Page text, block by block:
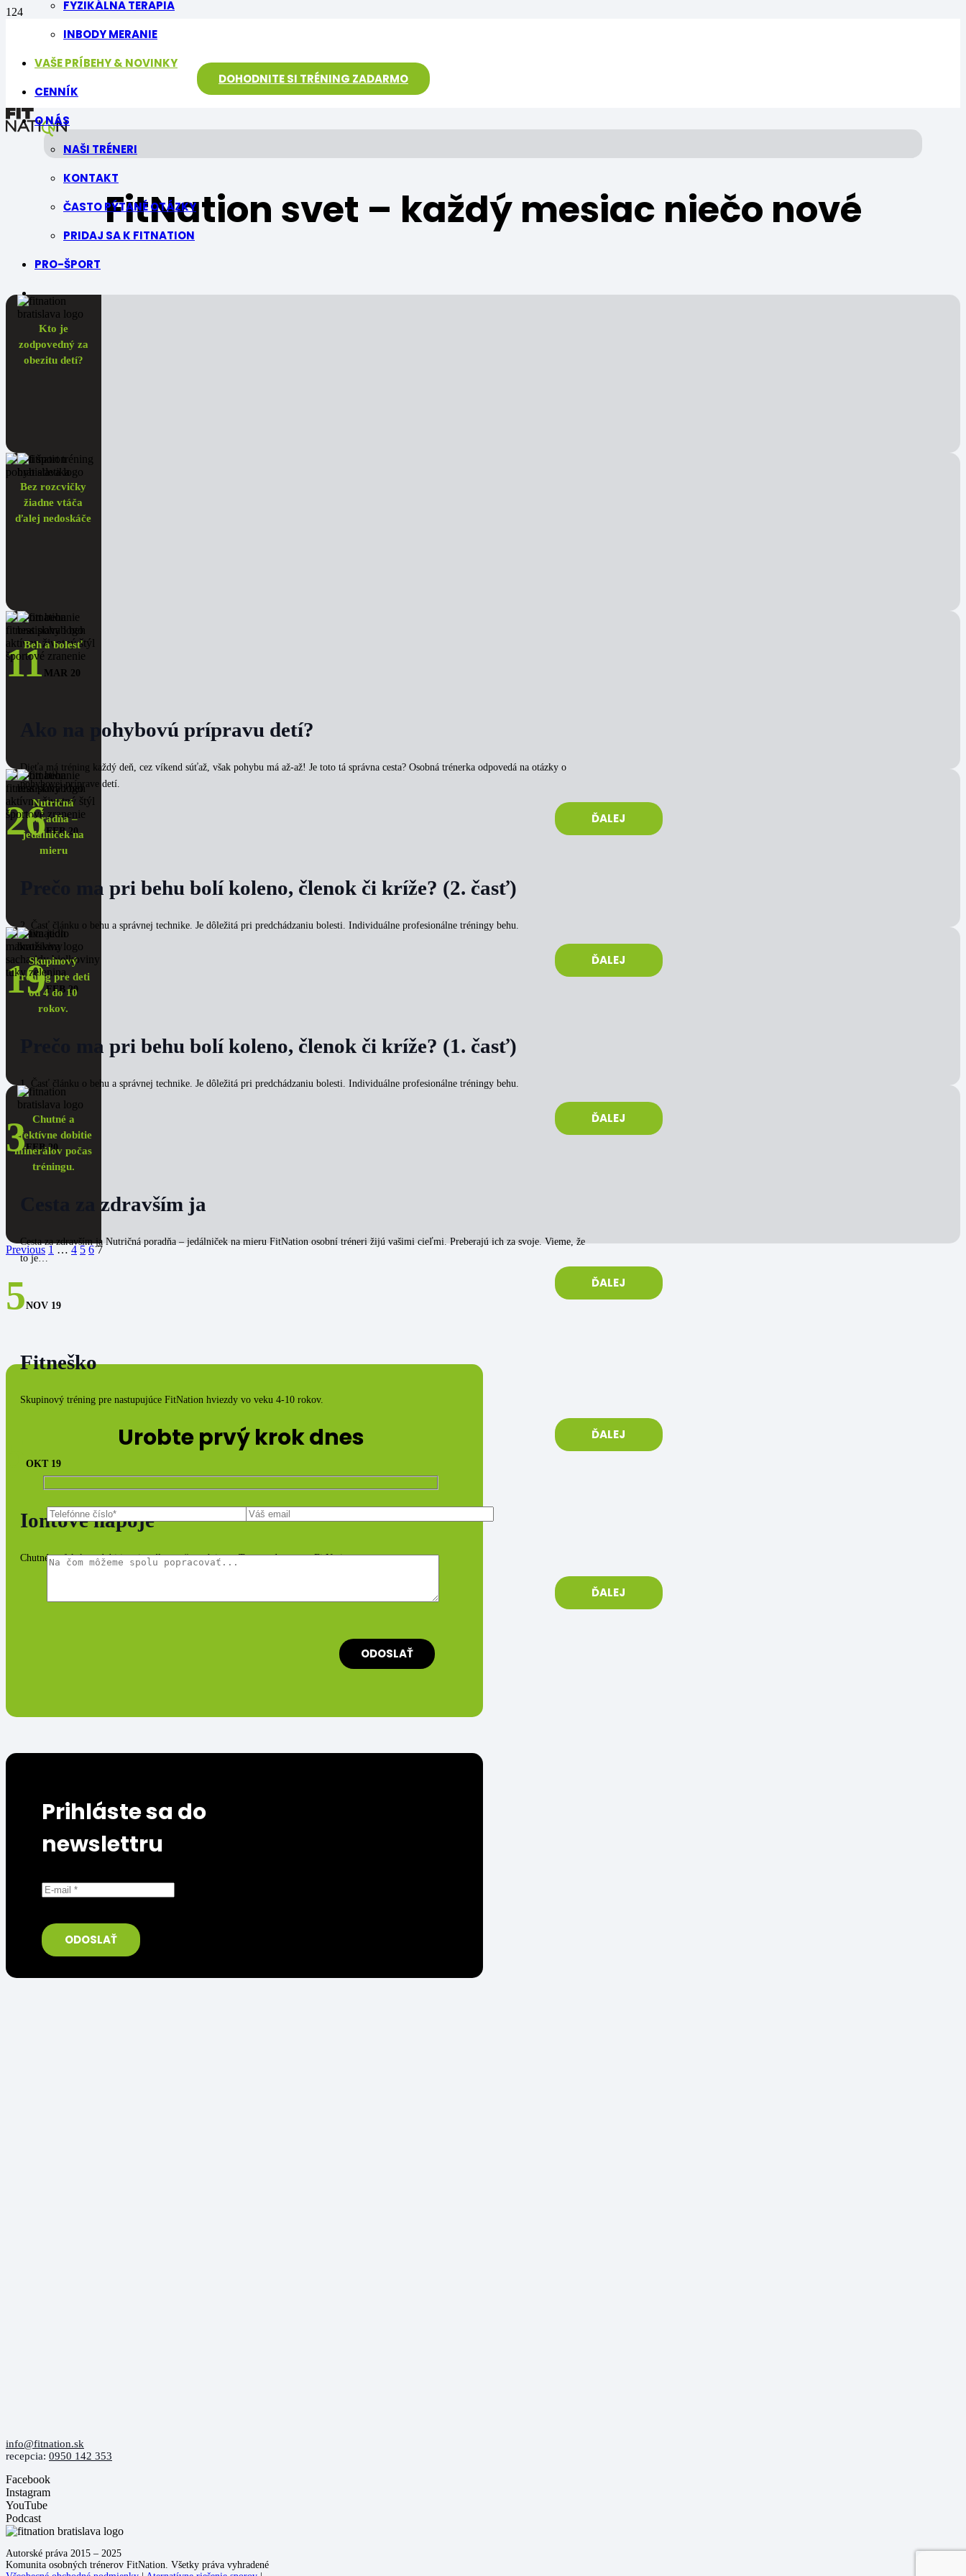
FYZIKÁLNA TERAPIA
INBODY MERANIE
VAŠE PRÍBEHY & NOVINKY
CENNÍK
O NÁS
NAŠI TRÉNERI
KONTAKT
ČASTO PÝTANÉ OTÁZKY
PRIDAJ SA K FITNATION
PRO-ŠPORT
DOHODNITE SI TRÉNING ZADARMO
FitNation svet – každý mesiac niečo nové
Kto je
zodpovedný za
obezitu detí?
11MAR 20
Ako na pohybovú prípravu detí?
Dieťa má tréning každý deň, cez víkend súťaž, však pohybu má až-až! Je toto tá správna cesta? Osobná trénerka odpovedá na otázky o
pohybovej príprave detí.
ĎALEJ
Bez rozcvičky
žiadne vtáča
ďalej nedoskáče
26FEB 20
Prečo ma pri behu bolí koleno, členok či kríže? (2. časť)
2. Časť článku o behu a správnej technike. Je dôležitá pri predchádzaniu bolesti. Individuálne profesionálne tréningy behu.
ĎALEJ
Beh a bolesť
19FEB 20
Prečo ma pri behu bolí koleno, členok či kríže? (1. časť)
1. Časť článku o behu a správnej technike. Je dôležitá pri predchádzaniu bolesti. Individuálne profesionálne tréningy behu.
ĎALEJ
Nutričná
poradňa –
jedálniček na
mieru
3FEB 20
Cesta za zdravším ja
Cesta za zdravším ja Nutričná poradňa – jedálniček na mieru FitNation osobní tréneri žijú vašimi cieľmi. Preberajú ich za svoje. Vieme, že
to je…
ĎALEJ
Skupinový
tréning pre deti
od 4 do 10
rokov.
5NOV 19
Fitneško
Skupinový tréning pre nastupujúce FitNation hviezdy vo veku 4-10 rokov.
ĎALEJ
Chutné a
efektívne dobitie
minerálov počas
tréningu.
OKT 19
Iontové nápoje
Chutné a efektívne dobitie minerálov počas tréningu. Teraz zadarmo vo FitNation.
ĎALEJ
Previous 1 … 4 5 6 7
Urobte prvý krok dnes
Prihláste sa do
newslettru
ODOSLAŤ
info@fitnation.sk
recepcia: 0950 142 353
Facebook
Instagram
YouTube
Podcast
Autorské práva 2015 – 2025
Komunita osobných trénerov FitNation. Všetky práva vyhradené